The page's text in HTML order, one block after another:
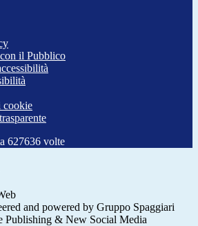
il Pubblico
cookie
627636 volte
and powered by Gruppo Spaggiari
Publishing & New Social Media